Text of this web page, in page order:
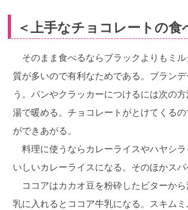
＜上手なチョコレートの食
そのまま食べるならブラックよりもミ
質が多いので有利なためである。ブラン
う。パンやクラッカーにつけるには次の
湯で暖める。チョコレートがとけてくる
ができあがる。
料理に使うならカレーライスやハヤシ
いしいカレーライスになる。そのほかス
ココアはカカオ豆を粉砕したビターか
乳に入れるとココア牛乳になる。スキム